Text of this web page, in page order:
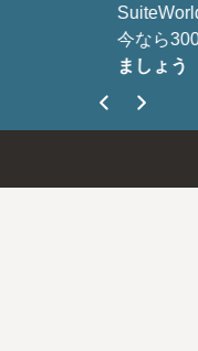
SuiteWorld 2026の登録
今なら300ドル節約でき